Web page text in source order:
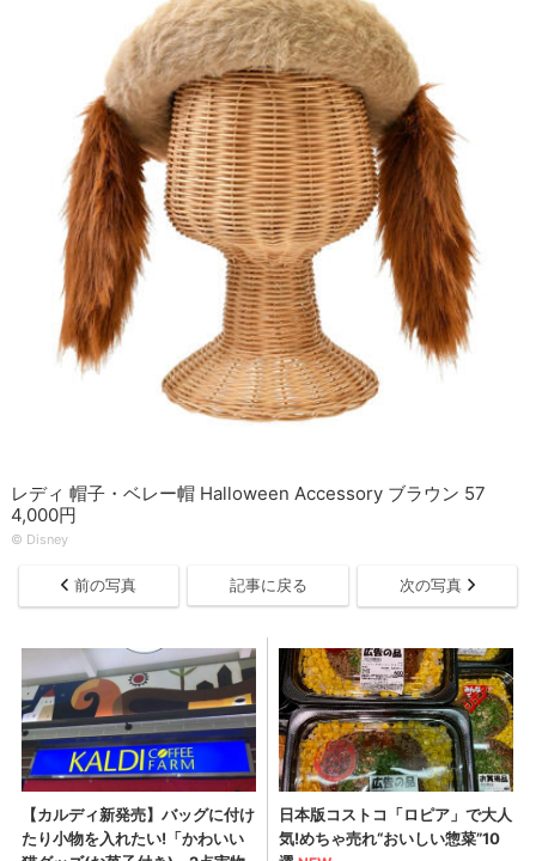
レディ 帽子・ベレー帽 Halloween Accessory ブラウン 57
4,000円
© Disney
前の写真 記事に戻る 次の写真